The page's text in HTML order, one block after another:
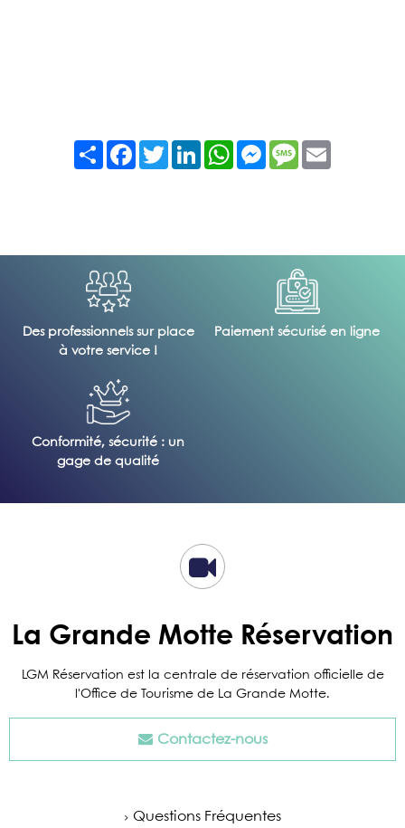
Partager FacebookTwitter LinkedIn WhatsAppMessengerMessage
Des professionnels sur place
à votre service !
Paiement sécurisé en ligne
Conformité, sécurité : un
gage de qualité
La Grande Motte Réservation
LGM Réservation est la centrale de réservation officielle de
l'Office de Tourisme de La Grande Motte.
Contactez-nous
Questions Fréquentes